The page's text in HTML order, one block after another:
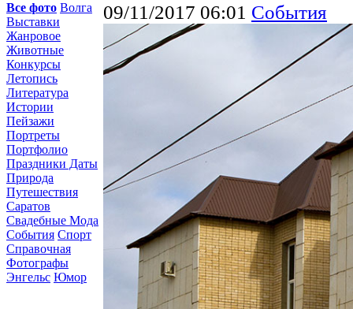
Все фото Волга
Выставки
Жанровое
Животные
Конкурсы
Летопись
Литература
Истории
Пейзажи
Портреты
Портфолио
Праздники Даты
Природа
Путешествия
Саратов
Свадебные Мода
События Спорт
Справочная
Фотографы
Энгельс Юмор
09/11/2017 06:01 События